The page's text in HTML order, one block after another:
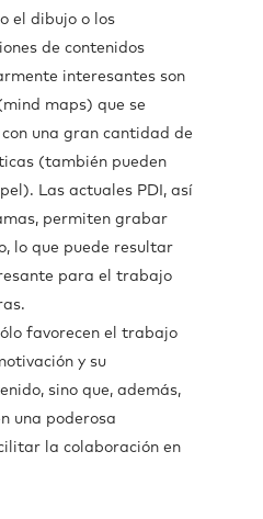
el dibujo o los
de contenidos
interesantes son
maps) que se
una gran cantidad de
(también pueden
Las actuales PDI, así
permiten grabar
lo que puede resultar
para el trabajo
favorecen el trabajo
y su
sino que, además,
una poderosa
la colaboración en